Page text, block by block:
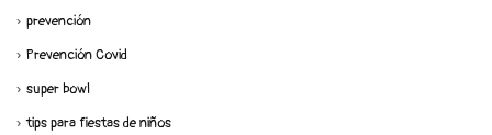
prevención
Prevención Covid
super bowl
tips para fiestas de niños